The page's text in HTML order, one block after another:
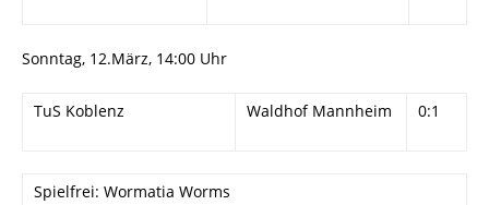
Sonntag, 12.März, 14:00 Uhr
TuS Koblenz Waldhof Mannheim 0:1
Spielfrei: Wormatia Worms